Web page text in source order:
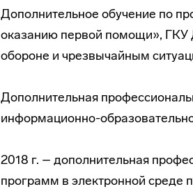
Дополнительное обучение по
оказанию первой помощи», ГКУ
обороне и чрезвычайным
Дополнительная
информационно-
2018 г. – дополнительная
программ в электронной